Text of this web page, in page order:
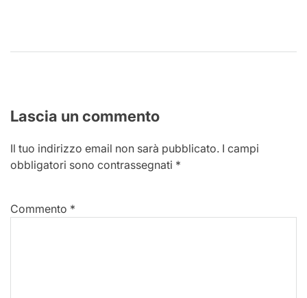
Lascia un commento
Il tuo indirizzo email non sarà pubblicato. I campi
obbligatori sono contrassegnati *
Commento *